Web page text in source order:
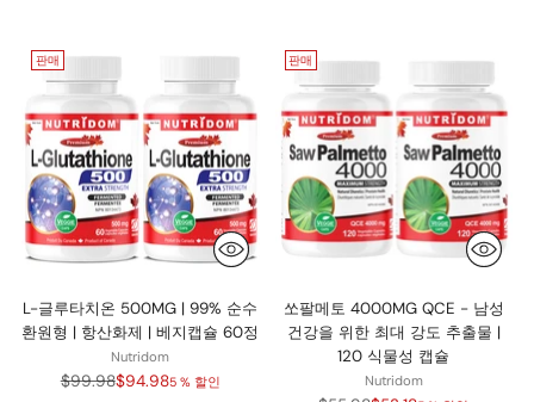
판매
L-글루타치온 500MG | 99% 순수
환원형 | 항산화제 | 베지캡슐 60정
Nutridom
정
$99.98$94.985 % 할인
판매
쏘팔메토 4000MG QCE - 남성
건강을 위한 최대 강도 추출물 |
120 식물성 캡슐
Nutridom